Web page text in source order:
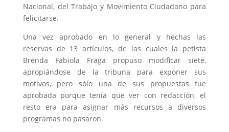
Nacional, del Trabajo y Movimiento Ciudadano para
felicitarse.
Una vez aprobado en lo general y hechas las
reservas de 13 artículos, de las cuales la petista
Brenda Fabiola Fraga propuso modificar siete,
apropiándose de la tribuna para exponer sus
motivos, pero sólo una de sus propuestas fue
aprobada porque tenía que ver con redacción, el
resto era para asignar más recursos a diversos
programas no pasaron.